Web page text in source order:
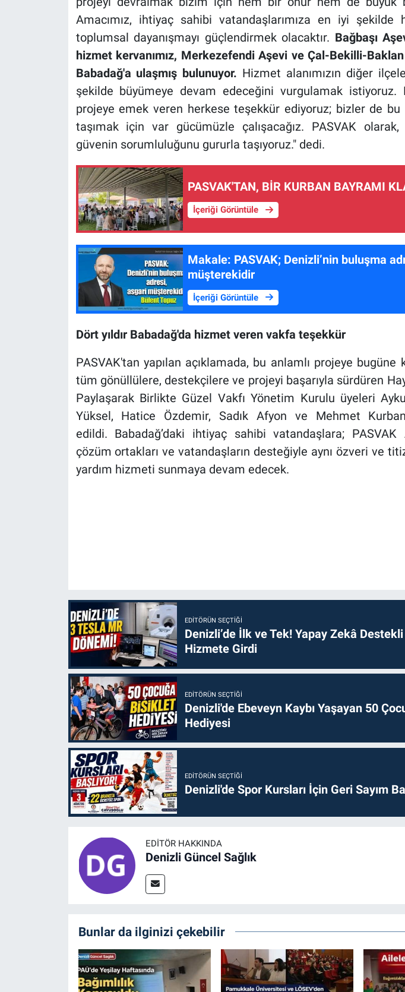
Amacımız, ihtiyaç sahibi vatandaşlarımıza en iyi
toplumsal dayanışmayı güçlendirmek olacaktır. Bağbaşı
hizmet kervanımız, Merkezefendi Aşevi ve Çal-Bekilli-
Babadağ'a ulaşmış bulunuyor. Hizmet alanımızın diğer
şekilde büyümeye devam edeceğini vurgulamak istiyoruz.
projeye emek veren herkese teşekkür ediyoruz; bizler de bu
taşımak için var gücümüzle çalışacağız. PASVAK
güvenin sorumluluğunu gururla taşıyoruz." dedi.
PASVAK'TAN, BİR KURBAN BAYRAMI
İçeriği Görüntüle
Makale: PASVAK; Denizli’nin buluşma adresi, asgari
müşterekidir
İçeriği Görüntüle
Dört yıldır Babadağ'da hizmet veren vakfa teşekkür
PASVAK'tan yapılan açıklamada, bu anlamlı projeye
tüm gönüllülere, destekçilere ve projeyi başarıyla sürdüren
Paylaşarak Birlikte Güzel Vakfı Yönetim Kurulu üyeleri
Yüksel, Hatice Özdemir, Sadık Afyon ve Mehmet
edildi. Babadağ’daki ihtiyaç sahibi vatandaşlara; PASVAK
çözüm ortakları ve vatandaşların desteğiyle aynı özveri ve
yardım hizmeti sunmaya devam edecek.
EDITÖRÜN SEÇTIĞI
Denizli’de İlk ve Tek! Yapay Zekâ
Hizmete Girdi
EDITÖRÜN SEÇTIĞI
Denizli'de Ebeveyn Kaybı Yaşayan 50
Hediyesi
EDITÖRÜN SEÇTIĞI
Denizli'de Spor Kursları İçin Geri Sayım
EDITÖR HAKKINDA
Denizli Güncel Sağlık
Bunlar da ilginizi çekebilir